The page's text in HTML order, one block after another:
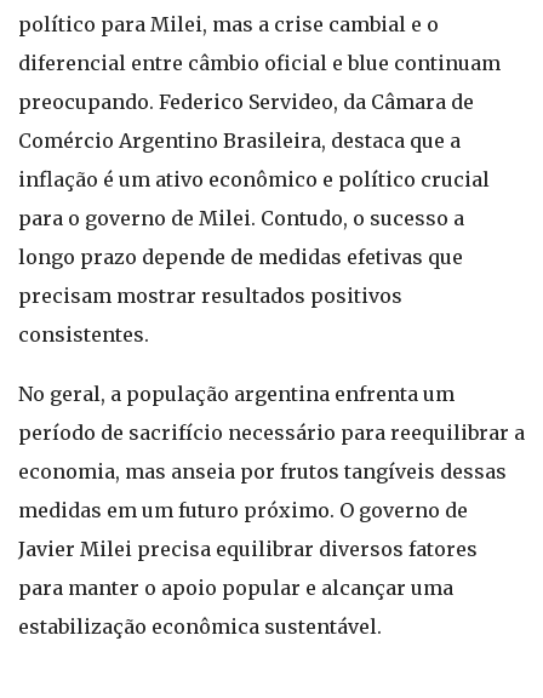
político para Milei, mas a crise cambial e o
diferencial entre câmbio oficial e blue continuam
preocupando. Federico Servideo, da Câmara de
Comércio Argentino Brasileira, destaca que a
inflação é um ativo econômico e político crucial
para o governo de Milei. Contudo, o sucesso a
longo prazo depende de medidas efetivas que
precisam mostrar resultados positivos
consistentes.
No geral, a população argentina enfrenta um
período de sacrifício necessário para reequilibrar a
economia, mas anseia por frutos tangíveis dessas
medidas em um futuro próximo. O governo de
Javier Milei precisa equilibrar diversos fatores
para manter o apoio popular e alcançar uma
estabilização econômica sustentável.